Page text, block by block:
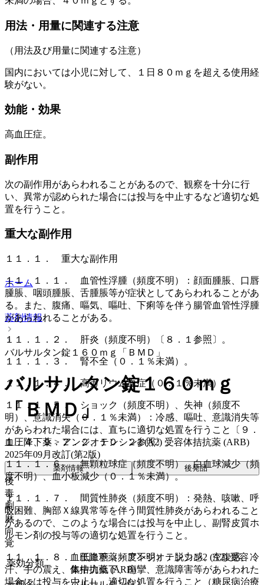
用法・用量に関連する注意
（用法及び用量に関連する注意）
国内においては小児に対して、１日８０ｍｇを超える使用経
験がない。
効能・効果
高血圧症。
副作用
次の副作用があらわれることがあるので、観察を十分に行
い、異常が認められた場合には投与を中止するなど適切な処
置を行うこと。
重大な副作用
１１．１． 重大な副作用
１１．１．１． 血管性浮腫（頻度不明）：顔面腫脹、口唇
腫脹、咽頭腫脹、舌腫脹等が症状としてあらわれることがあ
る。また、腹痛、嘔気、嘔吐、下痢等を伴う腸管血管性浮腫
があらわれることがある。
１１．１．２． 肝炎（頻度不明）〔８．１参照〕。
１１．１．３． 腎不全（０．１％未満）。
１１．１．４． 高カリウム血症（０．１％未満）。
１１．１．５． ショック（頻度不明）、失神（頻度不
明）、意識消失（０．１％未満）：冷感、嘔吐、意識消失等
があらわれた場合には、直ちに適切な処置を行うこと〔９．
１．４、９．２．２、１０．２参照〕。
１１．１．６． 無顆粒球症（頻度不明）、白血球減少（頻
度不明）、血小板減少（０．１％未満）。
１１．１．７． 間質性肺炎（頻度不明）：発熱、咳嗽、呼
吸困難、胸部Ｘ線異常等を伴う間質性肺炎があらわれること
があるので、このような場合には投与を中止し、副腎皮質ホ
ルモン剤の投与等の適切な処置を行うこと。
１１．１．８． 低血糖（頻度不明）：脱力感、空腹感、冷
汗、手の震え、集中力低下、痙攣、意識障害等があらわれた
場合には投与を中止し、適切な処置を行うこと（糖尿病治療
ホーム
薬剤情報
バルサルタン錠１６０ｍｇ「ＢＭＤ」
バルサルタン錠１６０ｍｇ
「ＢＭＤ」
血圧降下薬 > アンジオテンシン2 (A2) 受容体拮抗薬 (ARB)
2025年09月改訂(第2版)
薬剤情報 後発品
後
毒
劇
麻
向
覚
薬効分類
血圧降下薬 > アンジオテンシン2 (A2) 受容
体拮抗薬 (ARB)